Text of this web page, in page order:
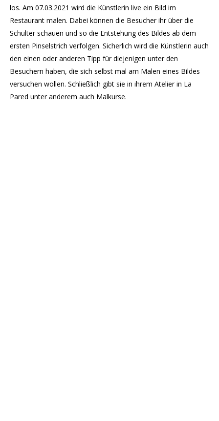
los. Am 07.03.2021 wird die Künstlerin live ein Bild im
Restaurant malen. Dabei können die Besucher ihr über die
Schulter schauen und so die Entstehung des Bildes ab dem
ersten Pinselstrich verfolgen. Sicherlich wird die Künstlerin auch
den einen oder anderen Tipp für diejenigen unter den
Besuchern haben, die sich selbst mal am Malen eines Bildes
versuchen wollen. Schließlich gibt sie in ihrem Atelier in La
Pared unter anderem auch Malkurse.